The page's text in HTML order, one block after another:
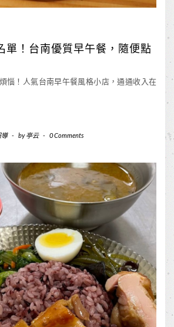
單！台南優質早午餐，隨便點
惱！人氣台南早午餐風格小店，通通收入在
導 - by亭云 - 0 Comments